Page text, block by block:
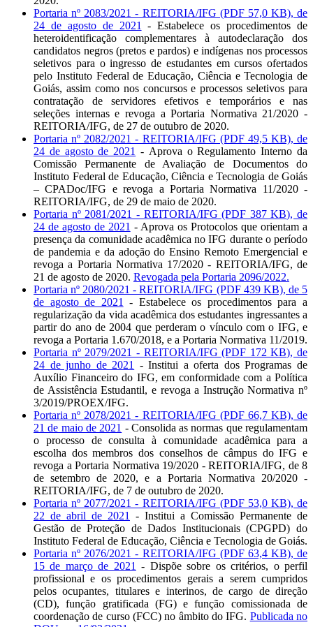
Portaria nº 2083/2021 - REITORIA/IFG (PDF 57,0 KB), de
24 de agosto de 2021
- Estabelece os procedimentos de
heteroidentificação complementares à autodeclaração dos
candidatos negros (pretos e pardos) e indígenas nos processos
seletivos para o ingresso de estudantes em cursos ofertados
pelo Instituto Federal de Educação, Ciência e Tecnologia de
Goiás, assim como nos concursos e processos seletivos para
contratação de servidores efetivos e temporários e nas
seleções internas e revoga a Portaria Normativa 21/2020 -
REITORIA/IFG, de 27 de outubro de 2020.
Portaria nº 2082/2021 - REITORIA/IFG (PDF 49,5 KB), de
24 de agosto de 2021 - Aprova o Regulamento Interno da
Comissão Permanente de Avaliação de Documentos do
Instituto Federal de Educação, Ciência e Tecnologia de Goiás
– CPADoc/IFG e revoga a Portaria Normativa 11/2020 -
REITORIA/IFG, de 29 de maio de 2020.
Portaria nº 2081/2021 - REITORIA/IFG (PDF 387 KB), de
24 de agosto de 2021 - Aprova os Protocolos que orientam a
presença da comunidade acadêmica no IFG durante o período
de pandemia e da adoção do Ensino Remoto Emergencial e
revoga a Portaria Normativa 17/2020 - REITORIA/IFG, de
21 de agosto de 2020. Revogada pela Portaria 2096/2022.
Portaria nº 2080/2021 - REITORIA/IFG (PDF 439 KB), de 5
de agosto de 2021
- Estabelece os procedimentos para a
regularização da vida acadêmica dos estudantes ingressantes a
partir do ano de 2004 que perderam o vínculo com o IFG, e
revoga a Portaria 1.670/2018, e a Portaria Normativa 11/2019.
Portaria nº 2079/2021 - REITORIA/IFG (PDF 172 KB), de
24 de junho de 2021
- Institui a oferta dos Programas de
Auxílio Financeiro do IFG, em conformidade com a Política
de Assistência Estudantil, e revoga a Instrução Normativa nº
3/2019/PROEX/IFG.
Portaria nº 2078/2021 - REITORIA/IFG (PDF 66,7 KB), de
21 de maio de 2021 - Consolida as normas que regulamentam
o processo de consulta à comunidade acadêmica para a
escolha dos membros dos conselhos de câmpus do IFG e
revoga a Portaria Normativa 19/2020 - REITORIA/IFG, de 8
de setembro de 2020, e a Portaria Normativa 20/2020 -
REITORIA/IFG, de 7 de outubro de 2020.
Portaria nº 2077/2021 - REITORIA/IFG (PDF 53,0 KB), de
22 de abril de 2021
- Institui a Comissão Permanente de
Gestão de Proteção de Dados Institucionais (CPGPD) do
Instituto Federal de Educação, Ciência e Tecnologia de Goiás.
Portaria nº 2076/2021 - REITORIA/IFG (PDF 63,4 KB), de
15 de março de 2021 - Dispõe sobre os critérios, o perfil
profissional e os procedimentos gerais a serem cumpridos
pelos ocupantes, titulares e interinos, de cargo de direção
(CD), função gratificada (FG) e função comissionada de
coordenação de curso (FCC) no âmbito do IFG. Publicada no